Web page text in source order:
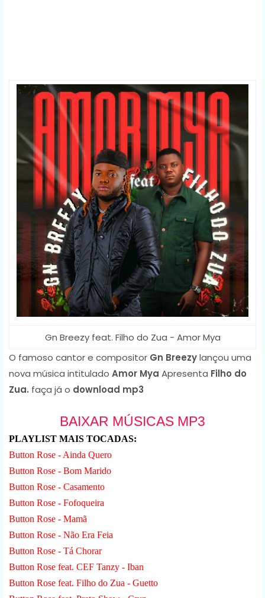
Gn Breezy feat. Filho do Zua - Amor Mya
O famoso cantor e compositor Gn Breezylançou uma
nova música intitulado Amor Mya Apresenta Filho do
Zua. faça já o download mp3
BAIXAR MÚSICAS MP3
PLAYLIST MAIS TOCADAS:
Button Rose - Ainda Quero
Button Rose - Bom Marido
Button Rose - Casamento
Button Rose - Fofoqueira
Button Rose - Mamã
Button Rose - Não Era Feia
Button Rose - Tá Chorar
Button Rose feat. CEF Tanzy - Iban
Button Rose feat. Filho do Zua - Guetto